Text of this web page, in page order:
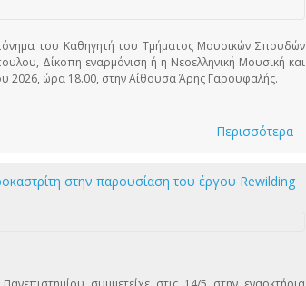
του Καθηγητή του Τμήματος Μουσικών Σπουδών
Δίκοπη εναρμόνιση ή η Νεοελληνική Μουσική και
2026, ώρα 18.00, στην Αίθουσα Άρης Γαρουφαλής.
Περισσότερα
στην παρουσίαση του έργου Rewilding